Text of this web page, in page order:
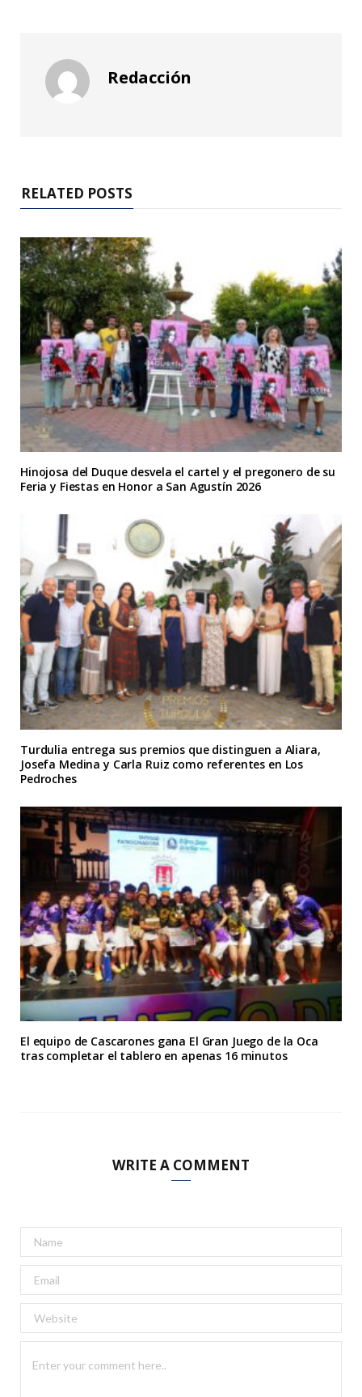
Redacción
RELATED POSTS
Hinojosa del Duque desvela el cartel y el pregonero de su
Feria y Fiestas en Honor a San Agustín 2026
Turdulia entrega sus premios que distinguen a Aliara,
Josefa Medina y Carla Ruiz como referentes en Los
Pedroches
El equipo de Cascarones gana El Gran Juego de la Oca
tras completar el tablero en apenas 16 minutos
WRITE A COMMENT